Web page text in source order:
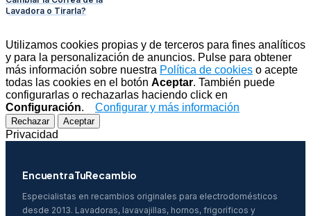
Lavadora o Tirarla?
Utilizamos cookies propias y de terceros para fines analíticos
y para la personalización de anuncios. Pulse para obtener
más información sobre nuestra Política de cookies o acepte
todas las cookies en el botón Aceptar. También puede
configurarlas o rechazarlas haciendo click en
Configuración. Configurar y más información
Rechazar Aceptar
Privacidad
EncuentraTuRecambio
Especialistas en recambios originales para electrodomésticos
desde 2013. Lavadoras, lavavajillas, hornos, frigoríficos y